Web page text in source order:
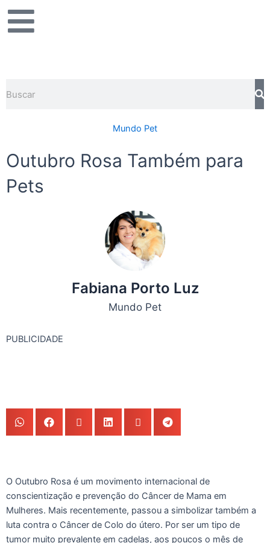
para
Mundo Pet
Outubro Rosa Também para
Pets
Fabiana Porto Luz
Mundo Pet
PUBLICIDADE
O Outubro Rosa é um movimento internacional de
conscientização e prevenção do Câncer de Mama em
Mulheres. Mais recentemente, passou a simbolizar também a
luta contra o Câncer de Colo do útero. Por ser um tipo de
tumor muito prevalente em cadelas, aos poucos o mês de